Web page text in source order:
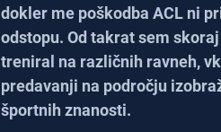
dokler me poškodba ACL ni
odstopu. Od takrat sem
treniral na različnih ravneh,
predavanji na področju
športnih znanosti.